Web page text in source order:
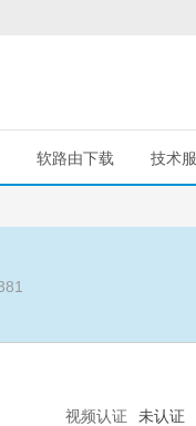
软路由下载 技术
视频认证 未认证